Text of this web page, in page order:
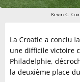
Kevin C.
La Croatie a conclu
une difficile victoire
Philadelphie,
la deuxième place